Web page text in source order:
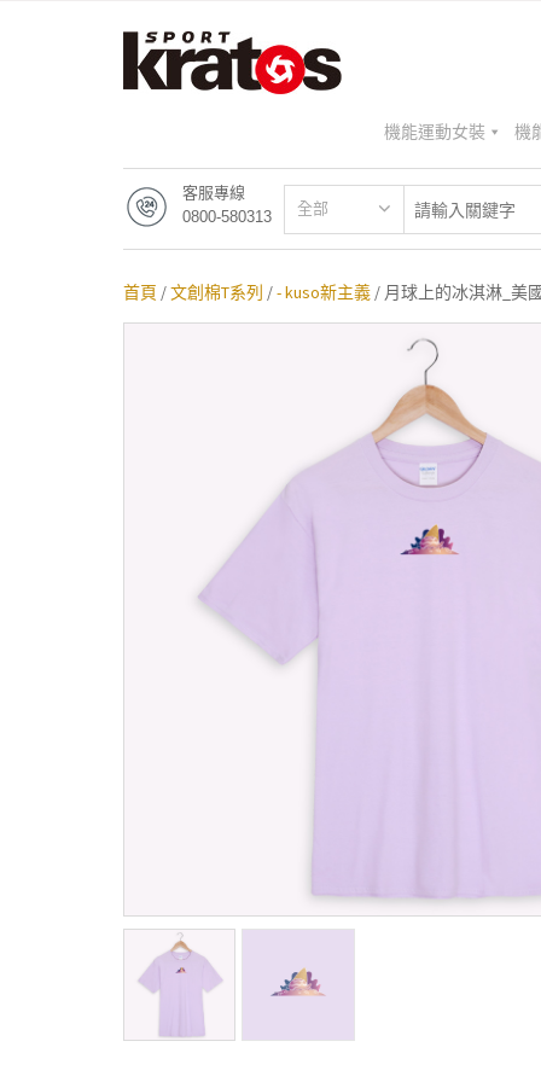
機能運動女裝 機
客服專線
0800-580313
全部
首頁 /文創棉T系列 /- kuso新主義 / 月球上的冰淇淋_美